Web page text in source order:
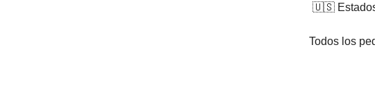
🇺🇸 Estados
Todos los